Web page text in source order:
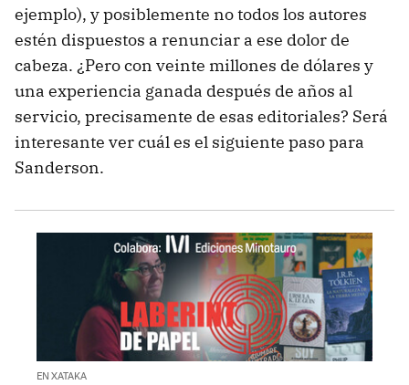
ejemplo), y posiblemente no todos los autores
estén dispuestos a renunciar a ese dolor de
cabeza. ¿Pero con veinte millones de dólares y
una experiencia ganada después de años al
servicio, precisamente de esas editoriales? Será
interesante ver cuál es el siguiente paso para
Sanderson.
EN XATAKA